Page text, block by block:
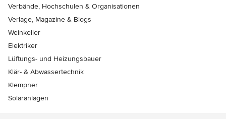
Verbände, Hochschulen & Organisationen
Verlage, Magazine & Blogs
Weinkeller
Elektriker
Lüftungs- und Heizungsbauer
Klär- & Abwassertechnik
Klempner
Solaranlagen